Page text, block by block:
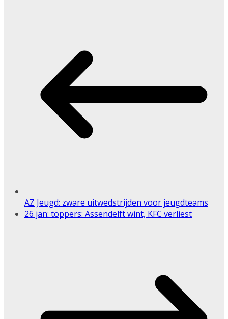
AZ Jeugd: zware uitwedstrijden voor jeugdteams
26 jan: toppers: Assendelft wint, KFC verliest